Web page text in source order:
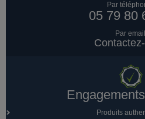
Par
05 79 80
Par
Produits